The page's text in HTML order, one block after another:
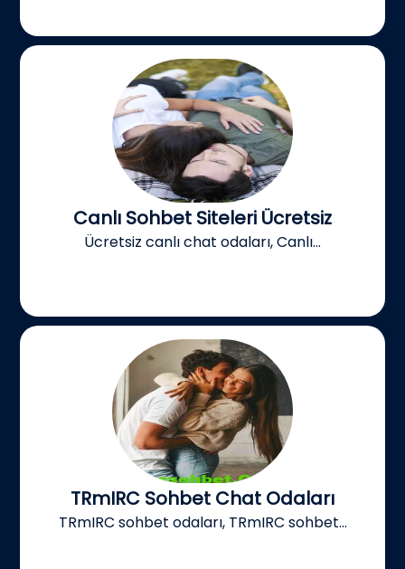
Canlı Sohbet Siteleri Ücretsiz
Ücretsiz canlı chat odaları, Canlı...
TRmIRC Sohbet Chat Odaları
TRmIRC sohbet odaları, TRmIRC sohbet...